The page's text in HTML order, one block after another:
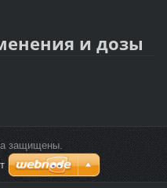
и дозы
защищены.